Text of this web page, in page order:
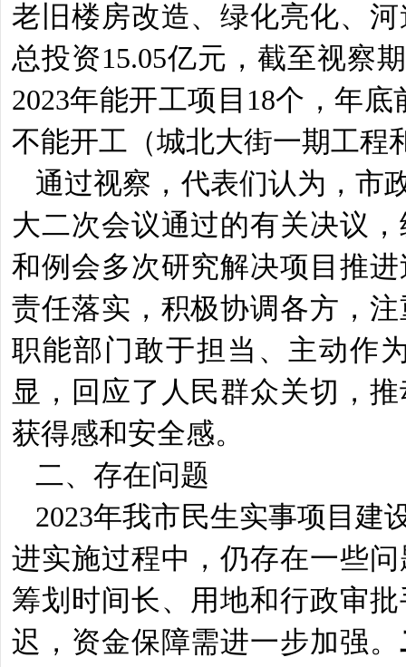
老旧楼房改造、绿化亮化、
总投资15.05亿元，截至视察
2023年能开工项目 18个，年底
不能开工（城北大街一期工程
通过视察，代表们认为，市
大二次会议通过的有关决议
和例会多次研究解决项目推
责任落实，积极协调各方，
职能部门敢于担当、主动作
显，回应了人民群众关切，
获得感和安全感。
二、存在问题
2023年我市民生实事项目建
进实施过程中，仍存在一些
筹划时间长、用地和行政审
迟，资金保障需进一步加强。